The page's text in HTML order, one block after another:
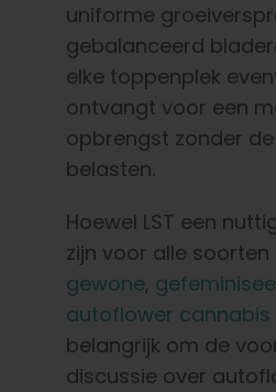
uniforme
gebalanceerd
elke toppenplek
ontvangt voor een
opbrengst zonder
belasten.
Hoewel LST een
zijn voor alle soorten
gewone,
autoflower cannabis
belangrijk om de
discussie over